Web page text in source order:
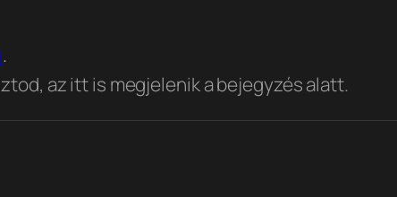
.
az itt is megjelenik a bejegyzés alatt.